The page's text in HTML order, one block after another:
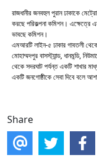
রাজধানীর জনবহুল পুরান ঢাকাকে
করছে পরিকল্পনা কমিশন। এক্ষেত্রে
ভাবছে কমিশন।
এমআরটি লাইন-৫ ঢাকার গাবতলী
মোহাম্মদপুর বাসস্ট্যান্ড, ধানমন্ডি,
থেকে সদরঘাট পর্যন্ত একটি শাখার
একটি জনগোষ্ঠীকে সেবা দিবে বলে
Share